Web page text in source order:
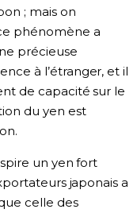
; mais on
phénomène a
précieuse
à l’étranger, et il
de capacité sur le
du yen est
un yen fort
japonais a
celle des